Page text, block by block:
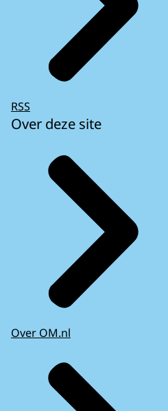
RSS
Over deze site
Over OM.nl